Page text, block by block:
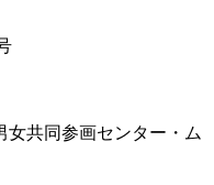
女共同参画センター・ム